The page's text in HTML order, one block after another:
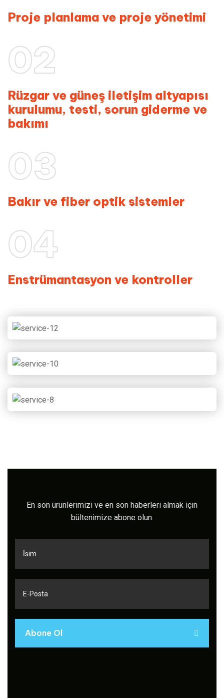
Proje planlama ve proje yönetimi
02
Rüzgar ve güneş iletişim altyapısı
kurulumu, testi, sorun giderme ve
bakımı
03
Bakır ve fiber optik sistemler
04
Enstrümantasyon ve kontroller
En son ürünlerimizi ve en son haberleri almak için
bültenimize abone olun.
Abone Ol